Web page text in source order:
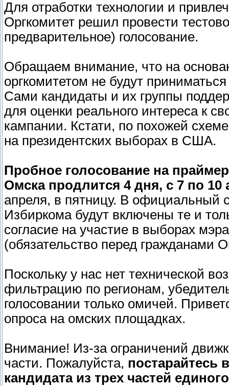
Для отработки технологии и
Оргкомитет решил провести
предварительное) голосование.
Обращаем внимание, что на
оргкомитетом не будут
Сами кандидаты и их группы
для оценки реального интереса к
кампании. Кстати, по похожей
на президентских выборах в США.
Пробное голосование на
Омска продлится 4 дня, с 7 по 10
апреля, в пятницу. В официальный
Избиркома будут включены те и
согласие на участие в выборах
(обязательство перед гражданами
Поскольку у нас нет технической
фильтрацию по регионам,
голосовании только омичей.
опроса на омских площадках.
Внимание! Из-за ограничений
части. Пожалуйста, постарайтесь
кандидата из трех частей